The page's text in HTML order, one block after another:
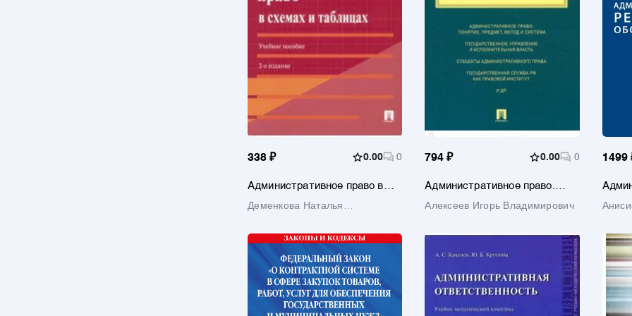
338 ₽ 0.00 0
Административное право в
пособие
Деменкова Наталья
794 ₽ 0.00 0
Административное право.
Алексеев Игорь Владимирович
1499